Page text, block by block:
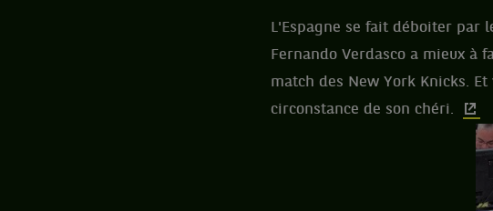
L'Espagne se fait déboiter par
Fernando Verdasco a mieux à
match des New York Knicks.
circonstance de son chéri.